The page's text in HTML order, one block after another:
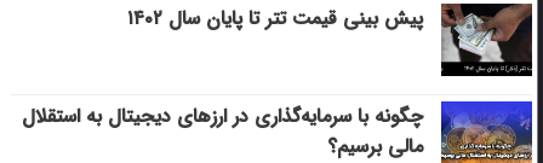
پیش بینی قیمت تتر تا پایان سال ۱۴۰۲
چگونه با سرمایه‌گذاری در ارزهای دیجیتال به استقلال
مالی برسیم؟